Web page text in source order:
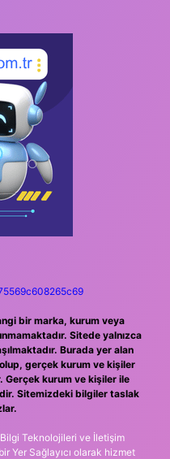
bir marka, kurum veya
Sitede yalnızca
Burada yer alan
gerçek kurum ve kişiler
Gerçek kurum ve kişiler ile
Sitemizdeki bilgiler taslak
Teknolojileri ve İletişim
Yer Sağlayıcı olarak hizmet